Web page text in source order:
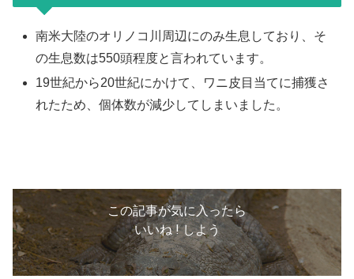
南米大陸のオリノコ川周辺にのみ生息しており、そ
の生息数は550頭程度と言われています。
19世紀から20世紀にかけて、ワニ皮目当てに捕獲さ
れたため、個体数が減少してしまいました。
この記事が気に入ったら
いいね ! しよう